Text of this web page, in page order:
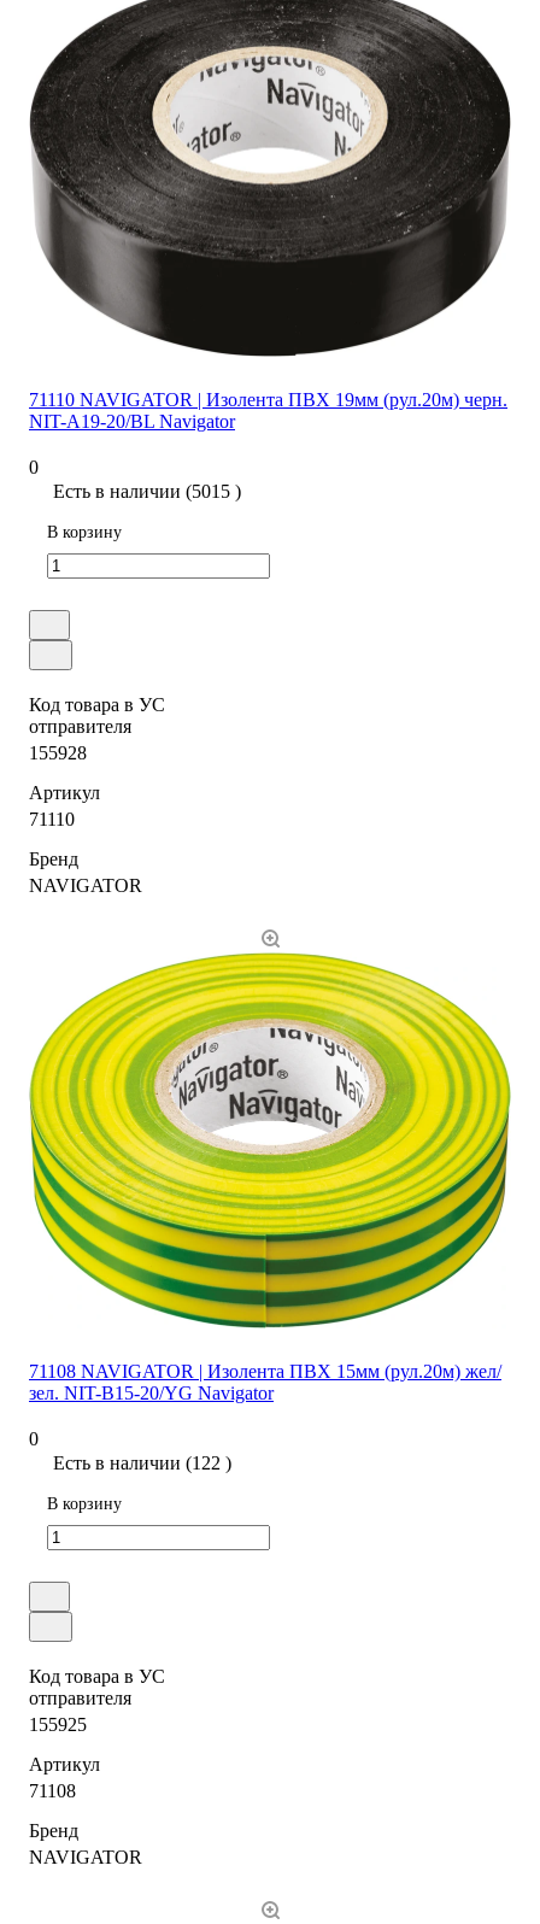
71110 NAVIGATOR | Изолента ПВХ 19мм (рул.20м) черн.
NIT-A19-20/BL Navigator
0
Есть в наличии (5015 )
В корзину
Код товара в УС
отправителя
155928
Артикул
71110
Бренд
NAVIGATOR
71108 NAVIGATOR | Изолента ПВХ 15мм (рул.20м) жел/
зел. NIT-B15-20/YG Navigator
0
Есть в наличии (122 )
В корзину
Код товара в УС
отправителя
155925
Артикул
71108
Бренд
NAVIGATOR